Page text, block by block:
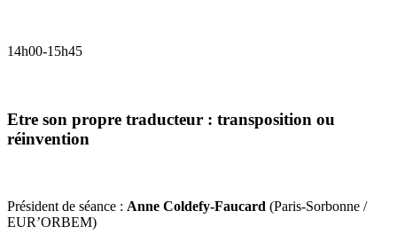
14h00-15h45
Etre son propre traducteur : transposition ou
réinvention
Président de séance : Anne Coldefy-Faucard (Paris-Sorbonne /
EUR’ORBEM)